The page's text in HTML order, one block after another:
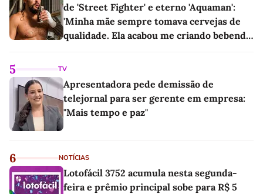
de 'Street Fighter' e eterno 'Aquaman':
'Minha mãe sempre tomava cervejas de
qualidade. Ela acabou me criando bebendo
5 TV
Apresentadora pede demissão de
telejornal para ser gerente em empresa:
"Mais tempo e paz"
6 NOTÍCIAS
Lotofácil 3752 acumula nesta segunda-
feira e prêmio principal sobe para R$ 5